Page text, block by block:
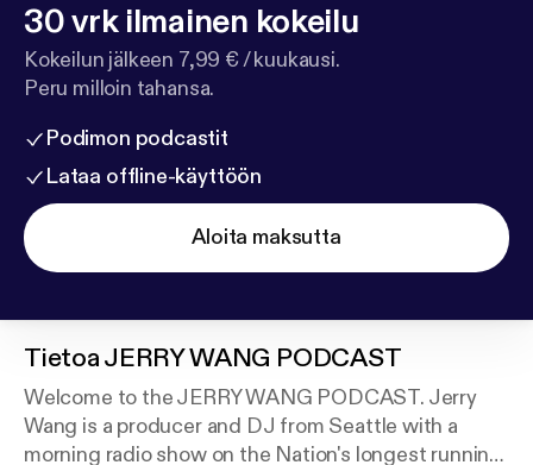
30 vrk ilmainen kokeilu
Kokeilun jälkeen 7,99 € / kuukausi.
Peru milloin tahansa.
Podimon podcastit
Lataa offline-käyttöön
Aloita maksutta
TietoaJERRY WANG PODCAST
Welcome to the JERRY WANG PODCAST. Jerry
Wang is a producer and DJ from Seattle with a
morning radio show on the Nation's longest running